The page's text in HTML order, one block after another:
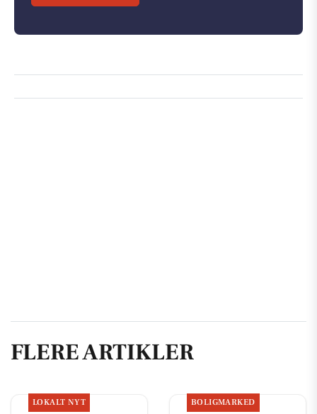
FLERE ARTIKLER
LOKALT NYT BOLIGMARKED